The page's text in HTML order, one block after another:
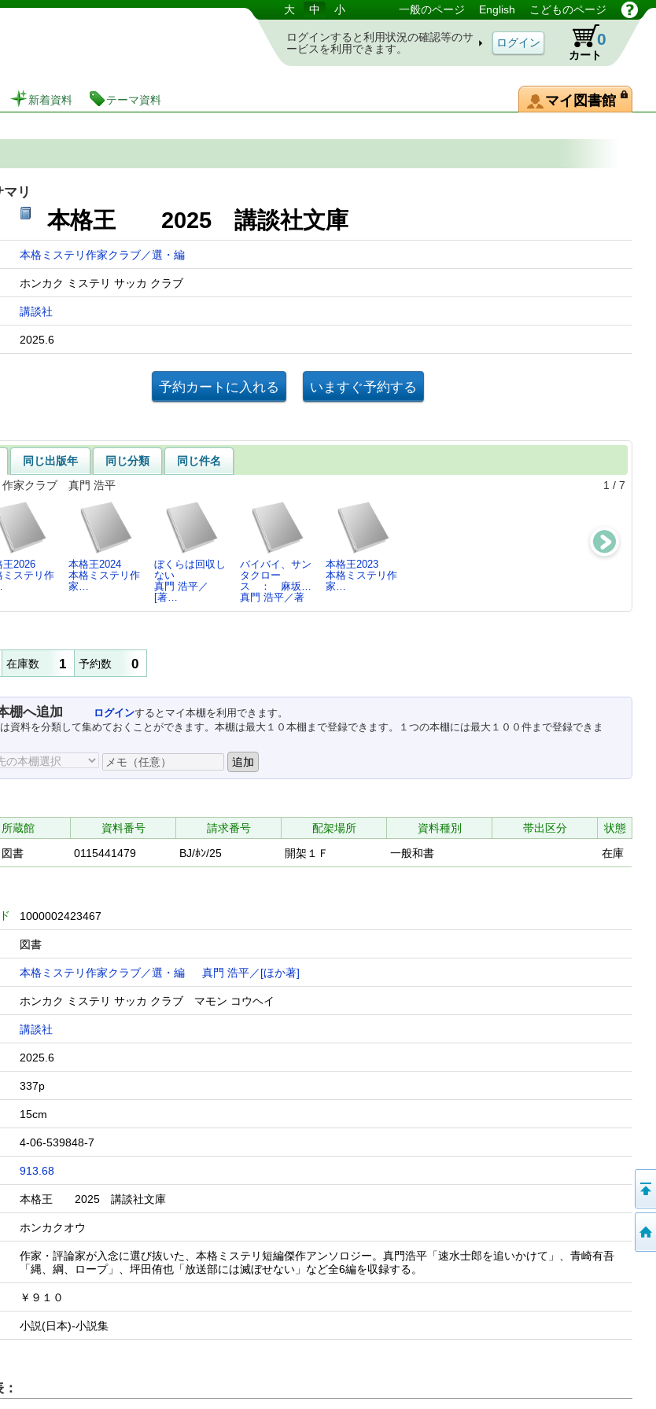
図書館 蔵書検索・予約システム 大 中 小 一般のページ English こどものページ
ログインすると利用状況の確認等のサ
ービスを利用できます。
カート
0
新着資料 テーマ資料 マイ図書館
リ
本格王 2025 講談社文庫
本格ミステリ作家クラブ／選・編
ホンカク ミステリ サッカ クラブ
講談社
2025.6
同じ出版年 同じ分類
同じ件名
作家クラブ 真門 浩平
1 / 7
王2026
ミステリ作
本格王2024
本格ミステリ作
家…
ぼくらは回収し
ない
真門 浩平／
[著…
バイバイ、サン
タクロー
ス ： 麻坂…
真門 浩平／著
本格王2023
本格ミステリ作
家…
在庫数 1 予約数 0
棚へ追加 ログインするとマイ本棚を利用できます。
資料を分類して集めておくことができます。本棚は最大１０本棚まで登録できます。１つの本棚には最大１００件まで登録できま
所蔵館 資料番号 請求番号 配架場所 資料種別 帯出区分
状態
書 0115441479 BJ/ﾎﾝ/25 開架１Ｆ 一般和書 在庫
1000002423467
図書
本格ミステリ作家クラブ／選・編 真門 浩平／[ほか著]
ホンカク ミステリ サッカ クラブ マモン コウヘイ
講談社
2025.6
337p
15cm
4-06-539848-7
913.68
本格王 2025 講談社文庫
ホンカクオウ
作家・評論家が入念に選び抜いた、本格ミステリ短編傑作アンソロジー。真門浩平「速水士郎を追いかけて」、青崎有吾
「縄、綱、ロープ」、坪田侑也「放送部には滅ぼせない」など全6編を収録する。
￥９１０
小説(日本)-小説集